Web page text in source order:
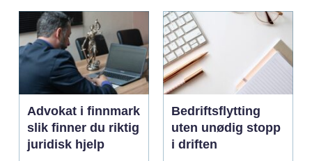
Advokat i finnmark
slik finner du riktig
juridisk hjelp
Bedriftsflytting
uten unødig stopp
i driften